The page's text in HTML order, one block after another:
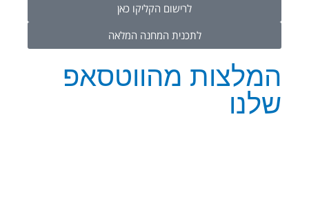
לרישום הקליקו כאן
לתכנית המחנה המלאה
המלצות מהווטסאפ
שלנו